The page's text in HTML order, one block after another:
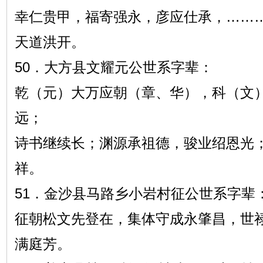
幸仁贵甲，福寄强永，彦应仕承，
天道洪开。
50．大方县文耀元公世系字辈：
乾（元）大万应朝（章、华），科（文
远；
诗书继续长；渊源承祖德，骏业绍恩光
祥。
51．金沙县马路乡小岩村征公世系字辈
征朝松文先登在，集体守成永肇昌，世
满庭芳。